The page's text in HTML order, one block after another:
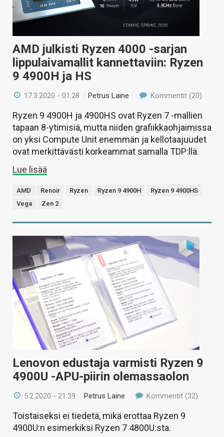
AMD julkisti Ryzen 4000 -sarjan
lippulaivamallit kannettaviin: Ryzen
9 4900H ja HS
17.3.2020 - 01:28 /Petrus Laine Kommentit (20)
Ryzen 9 4900H ja 4900HS ovat Ryzen 7 -mallien
tapaan 8-ytimisiä, mutta niiden grafiikkaohjaimissa
on yksi Compute Unit enemmän ja kellotaajuudet
ovat merkittävästi korkeammat samalla TDP:llä.
Lue lisää
AMD Renoir Ryzen Ryzen 9 4900H
Ryzen 9 4900HS
Vega
Zen 2
Lenovon edustaja varmisti Ryzen 9
4900U -APU-piirin olemassaolon
5.2.2020 - 21:39 /Petrus Laine Kommentit (32)
Toistaiseksi ei tiedetä, mikä erottaa Ryzen 9
4900U:n esimerkiksi Ryzen 7 4800U:sta.